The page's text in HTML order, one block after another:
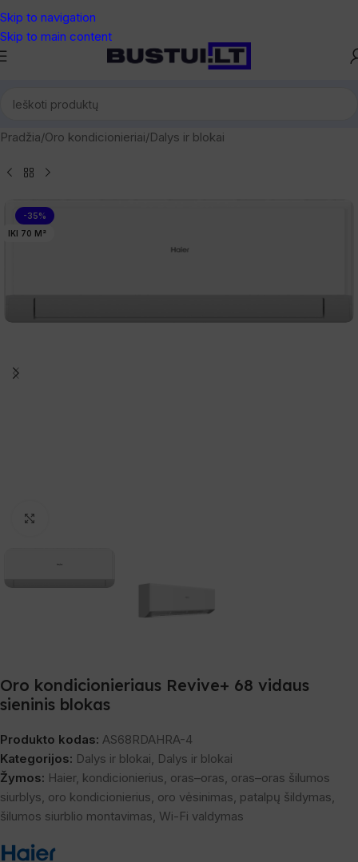
Skip to navigation
Skip to main content
Pradžia/Oro kondicionieriai/Dalys ir blokai
-35%
IKI 70 M²
Oro kondicionieriaus Revive+ 68 vidaus
sieninis blokas
Produkto kodas: AS68RDAHRA-4
Kategorijos: Dalys ir blokai Dalys ir blokai
Žymos: Haier, kondicionierius oras–oras oras–oras šilumos
siurblys oro kondicionierius oro vėsinimas patalpų šildymas
šilumos siurblio montavimas Wi-Fi valdymas